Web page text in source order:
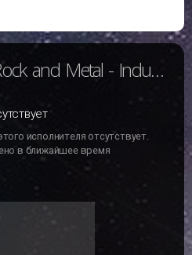
Индастриал Рок (Rock and Metal - Industrial)
исполнителя отсутствует.
в ближайшее время